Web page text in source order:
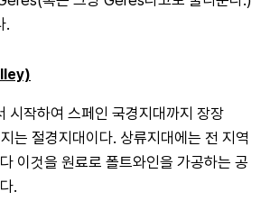
.
시작하여 스페인 국경지대까지 장장
는 절경지대이다. 상류지대에는 전 지역
이것을 원료로 폴트와인을 가공하는 공
.